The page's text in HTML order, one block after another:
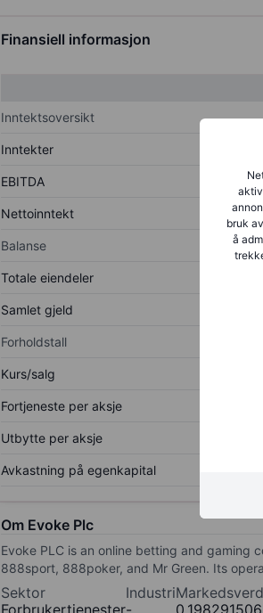
bruk
å
Finansiell informasjon
Inntektsoversikt
Inntekter
EBITDA
Nettoinntekt
Balanse
Totale eiendeler
Samlet gjeld
Forholdstall
Kurs/salg
Fortjeneste per aksje
Utbytte per aksje
Avkastning på egenkapital
Om Evoke Plc
Evoke PLC is an online betting and gaming
888sport, 888poker, and Mr Green. Its
Sektor
Industri